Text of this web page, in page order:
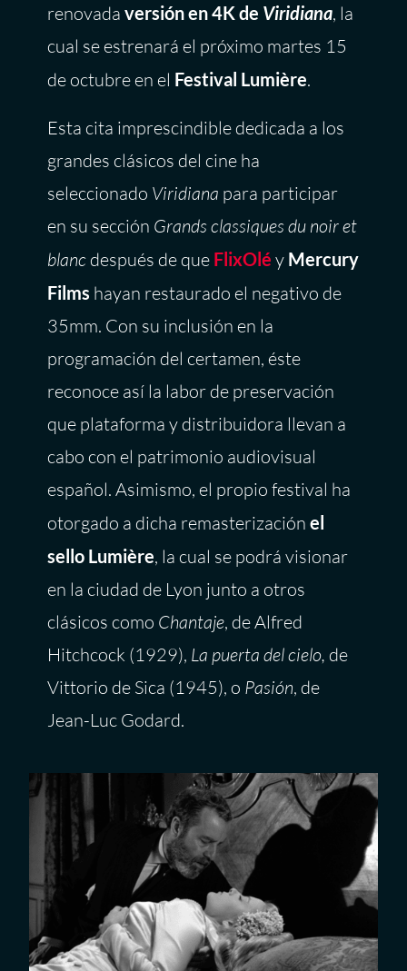
renovadaversión en 4K de Viridiana, la
cual se estrenará el próximo martes 15
de octubre en el Festival Lumière.
Esta cita imprescindible dedicada a los
grandes clásicos del cine ha
seleccionado Viridiana para participar
en su sección Grands classiques du noir et
blancdespués de que FlixOlé y Mercury
Films hayan restaurado el negativo de
35mm. Con su inclusión en la
programación del certamen, éste
reconoce así la labor de preservación
que plataforma y distribuidora llevan a
cabo con el patrimonio audiovisual
español. Asimismo, el propio festival ha
otorgado a dicha remasterizaciónel
sello Lumière, la cual se podrá visionar
en la ciudad de Lyon junto a otros
clásicos como Chantaje, de Alfred
Hitchcock (1929), La puerta del cielo,de
Vittorio de Sica (1945), o Pasión, de
Jean-Luc Godard.